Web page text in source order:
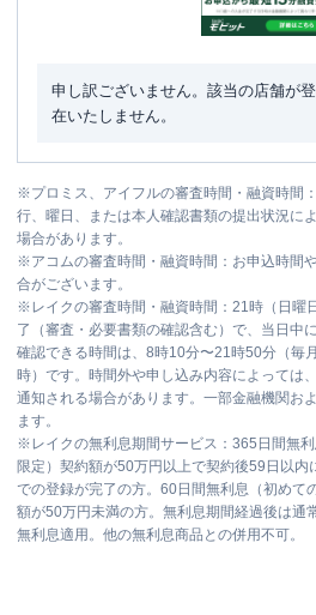
申し訳ございません。該当の店舗が
在いたしません。
※プロミス、アイフルの審査時間・融資時間
行、曜日、または本人確認書類の提出状況に
場合があります。
※アコムの審査時間・融資時間：お申込時間
合がございます。
※ レイクの審査時間・融資時間：21時（日曜
了（審査・必要書類の確認含む）で、当日中
確認できる時間は、8時10分〜21時50分（毎
時）です。時間外や申し込み内容によっては
通知される場合があります。一部金融機関お
ます。
※ レイクの無利息期間サービス：365日間無
限定）契約額が50万円以上で契約後59日以内
での登録が完了の方。60日間無利息（初めて
額が50万円未満の方。無利息期間経過後は通
無利息適用。他の無利息商品との併用不可。